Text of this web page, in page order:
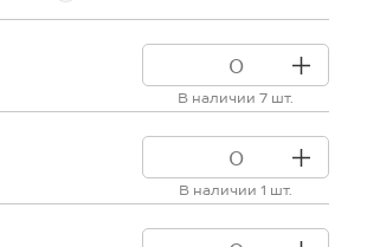
В наличии 7 шт.
В наличии 1 шт.